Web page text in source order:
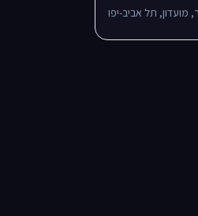
מועדון, תל אביב-יפו